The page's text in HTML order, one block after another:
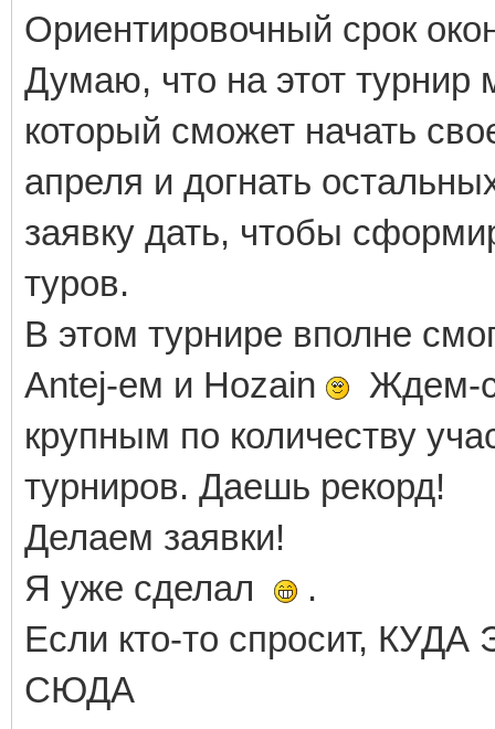
Ориентировочный срок
Думаю, что на этот турнир
который сможет начать
апреля и догнать
заявку дать, чтобы
туров.
В этом турнире вполне
Аntej-ем и Hozain
Ждем-
крупным по количеству
турниров. Даешь рекорд!
Делаем заявки!
Я уже сделал
.
Если кто-то спросит,
СЮДА